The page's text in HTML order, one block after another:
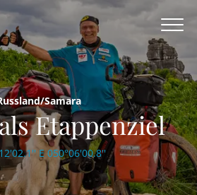
Samara
Etappenziel
E 050°06'00.8''